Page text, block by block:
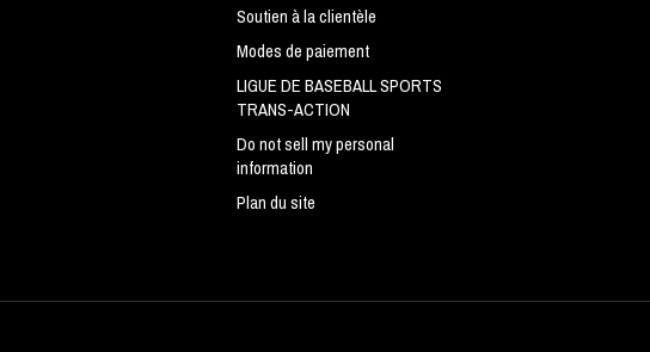
Soutien à la clientèle
Modes de paiement
LIGUE DE BASEBALL SPORTS
TRANS-ACTION
Do not sell my personal
information
Plan du site